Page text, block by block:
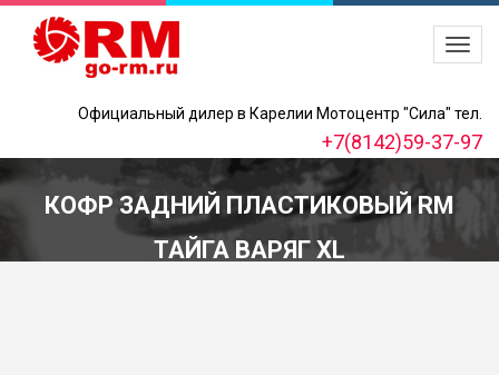
Официальный дилер в Карелии Мотоцентр "Сила" тел.
+7(8142)59-37-97
КОФР ЗАДНИЙ ПЛАСТИКОВЫЙ RM
ТАЙГА ВАРЯГ XL